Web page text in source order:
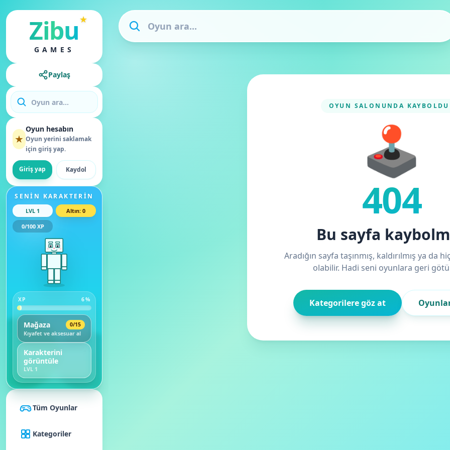
★
Zibu
GAMES
Paylaş
★
Oyun hesabın
Oyun yerini saklamak
için giriş yap.
Giriş yap Kaydol
SENIN KARAKTERIN
LVL 1 Altın: 0
0/100 XP
XP 6%
Mağaza 0/15
Kıyafet ve aksesuar al
Karakterini
görüntüle
LVL 1
Tüm Oyunlar
Kategoriler
OYUN SALONUNDA
🕹️
404
Bu sayfa
Aradığın sayfa taşınmış, kaldırılmış ya da
olabilir. Hadi seni oyunlara geri
Kategorilere göz at